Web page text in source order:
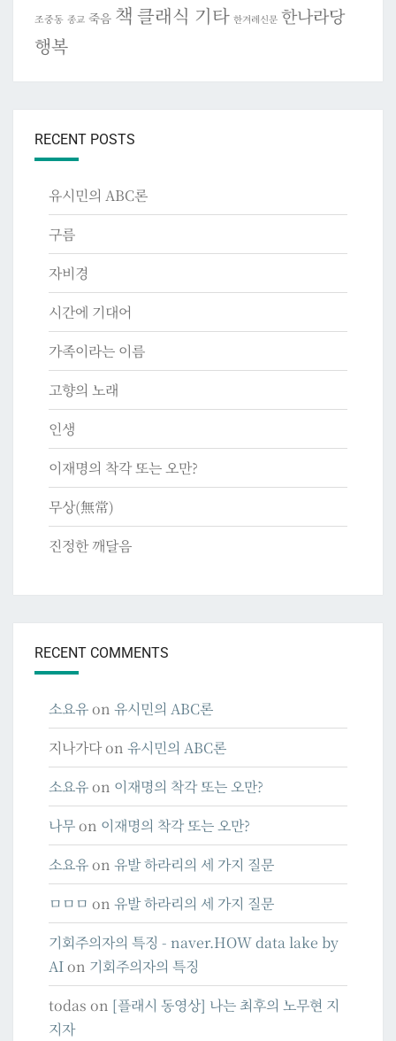
조중동 종교 죽음 책 클래식 기타 한겨레신문 한나라당
행복
RECENT POSTS
유시민의 ABC론
구름
자비경
시간에 기대어
가족이라는 이름
고향의 노래
인생
이재명의 착각 또는 오만?
무상(無常)
진정한 깨달음
RECENT COMMENTS
소요유on 유시민의 ABC론
지나가다on 유시민의 ABC론
소요유on 이재명의 착각 또는 오만?
나무on 이재명의 착각 또는 오만?
소요유on 유발 하라리의 세 가지 질문
ㅁㅁㅁ on 유발 하라리의 세 가지 질문
기회주의자의 특징 - naver.HOW data lake by
AIon 기회주의자의 특징
todas on [플래시 동영상] 나는 최후의 노무현 지
지자